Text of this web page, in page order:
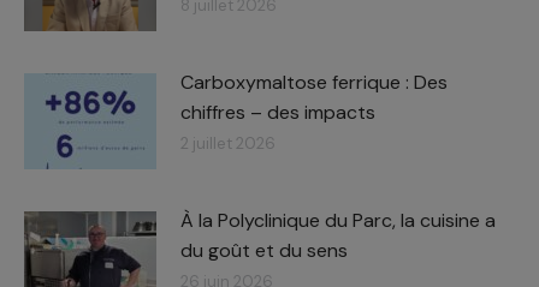
8 juillet 2026
Carboxymaltose ferrique : Des
chiffres – des impacts​
2 juillet 2026
À la Polyclinique du Parc, la cuisine a
du goût et du sens
26 juin 2026